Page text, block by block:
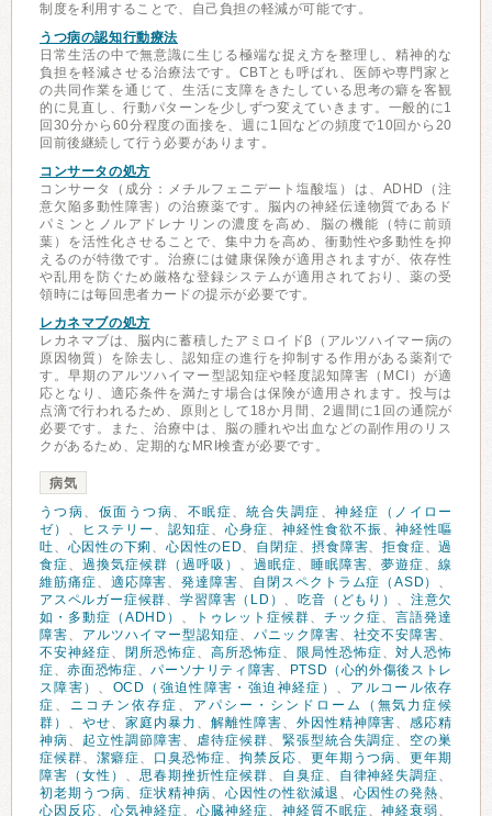
制度を利用することで、自己負担の軽減が可能です。
うつ病の認知行動療法
日常生活の中で無意識に生じる極端な捉え方を整理し、精神的な
負担を軽減させる治療法です。CBTとも呼ばれ、医師や専門家と
の共同作業を通じて、生活に支障をきたしている思考の癖を客観
的に見直し、行動パターンを少しずつ変えていきます。一般的に1
回30分から60分程度の面接を、週に1回などの頻度で10回から20
回前後継続して行う必要があります。
コンサータの処方
コンサータ（成分：メチルフェニデート塩酸塩）は、ADHD（注
意欠陥多動性障害）の治療薬です。脳内の神経伝達物質であるド
パミンとノルアドレナリンの濃度を高め、脳の機能（特に前頭
葉）を活性化させることで、集中力を高め、衝動性や多動性を抑
えるのが特徴です。治療には健康保険が適用されますが、依存性
や乱用を防ぐため厳格な登録システムが適用されており、薬の受
領時には毎回患者カードの提示が必要です。
レカネマブの処方
レカネマブは、脳内に蓄積したアミロイドβ（アルツハイマー病の
原因物質）を除去し、認知症の進行を抑制する作用がある薬剤で
す。早期のアルツハイマー型認知症や軽度認知障害（MCI）が適
応となり、適応条件を満たす場合は保険が適用されます。投与は
点滴で行われるため、原則として18か月間、2週間に1回の通院が
必要です。また、治療中は、脳の腫れや出血などの副作用のリス
クがあるため、定期的なMRI検査が必要です。
病気
うつ病、 仮面うつ病、 不眠症、統合失調症 、神経症（ノイロー
ゼ） 、 ヒステリー 、 認知症、 心身症、 神経性食欲不振 、神経性嘔
吐、 心因性の下痢 、 心因性のED、 自閉症、摂食障害、拒食症、過
食症、 過換気症候群（過呼吸） 、 過眠症、 睡眠障害、夢遊症、線
維筋痛症、 適応障害、発達障害、 自閉スペクトラム症（ASD） 、
アスペルガー症候群、学習障害（LD） 、吃音（どもり） 、 注意欠
如・多動症（ADHD） 、 トゥレット症候群、チック症、言語発達
障害、 アルツハイマー型認知症、 パニック障害、 社交不安障害、
不安神経症、 閉所恐怖症、 高所恐怖症、 限局性恐怖症、対人恐怖
症、赤面恐怖症、パーソナリティ障害、
PTSD（心的外傷後ストレ
ス障害） 、 OCD（強迫性障害・強迫神経症） 、 アルコール依存
症 、 ニコチン依存症 、 アパシー・シンドローム（無気力症候
群） 、 やせ、 家庭内暴力 、 解離性障害、 外因性精神障害、感応精
神病、 起立性調節障害、 虐待症候群、 緊張型統合失調症、 空の巣
症候群、 潔癖症、 口臭恐怖症、 拘禁反応、 更年期うつ病、更年期
障害（女性） 、 思春期挫折性症候群、 自臭症、 自律神経失調症、
初老期うつ病、 症状精神病、 心因性の性欲減退 、 心因性の発熱、
心因反応、 心気神経症、 心臓神経症、 神経質不眠症、神経衰弱、